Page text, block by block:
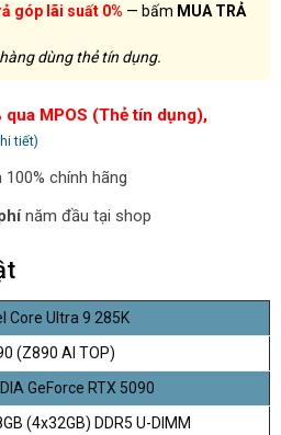
góp lãi suất 0% — bấm MUA TRẢ
dùng thẻ tín dụng.
qua MPOS (Thẻ tín dụng),
tiết)
chính hãng
năm đầu tại shop
Core Ultra 9 285K
(Z890 AI TOP)
GeForce RTX 5090
(4x32GB) DDR5 U-DIMM